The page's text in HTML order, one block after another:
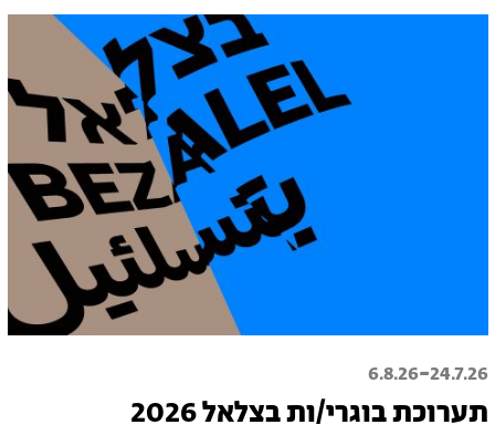
24.7.26
-
6.8.26
תערוכת בוגרי/ות בצלאל 2026